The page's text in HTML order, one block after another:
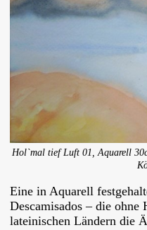
Hol`mal tief Luft 01, Aquarell
Eine in Aquarell
Descamisados – die ohne
lateinischen Ländern die